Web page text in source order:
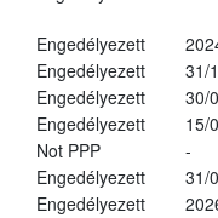
Engedélyezett
Engedélyezett
31/
Engedélyezett
30/
Engedélyezett
15/
Not PPP
-
Engedélyezett
31/
Engedélyezett